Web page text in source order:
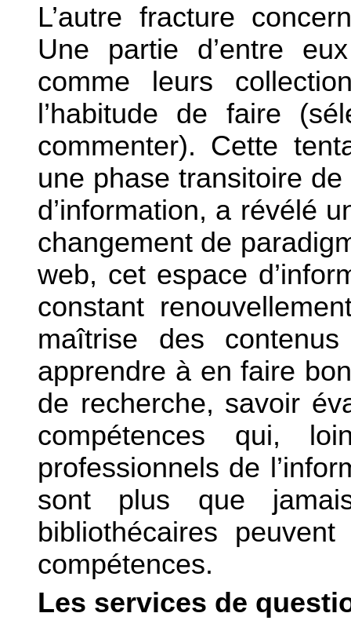
L’autre fracture
Une partie d’entre
comme leurs
l’habitude de faire
commenter). Cette
une phase transitoire
d’information, a révélé
changement de
web, cet espace
constant
maîtrise des
apprendre à en faire
de recherche, savoir
compétences qui,
professionnels de
sont plus que
bibliothécaires
compétences.
Les services de